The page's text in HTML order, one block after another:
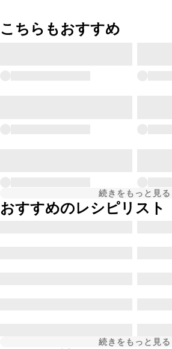
こちらもおすすめ
続きをもっと見る
おすすめのレシピリスト
続きをもっと見る